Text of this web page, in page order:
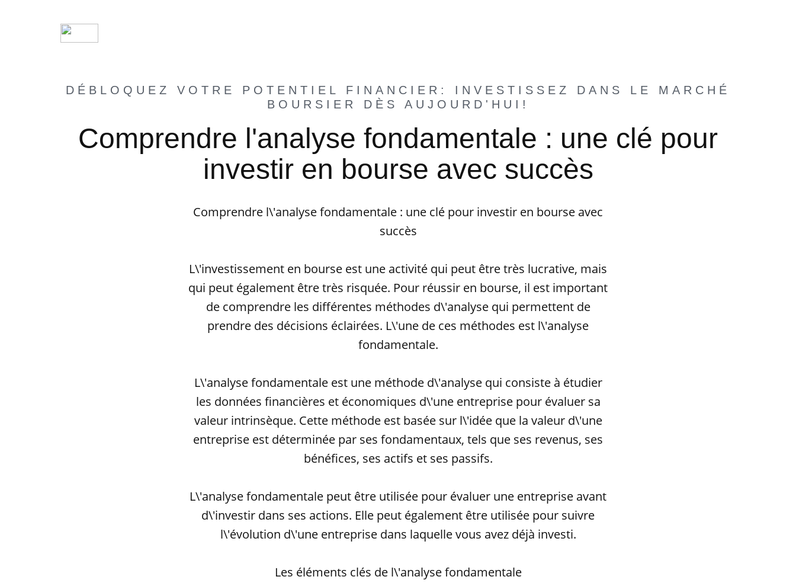
DÉBLOQUEZ VOTRE POTENTIEL FINANCIER: INVESTISSEZ DANS LE MARCHÉ
BOURSIER DÈS AUJOURD'HUI!
Comprendre l'analyse fondamentale : une clé pour
investir en bourse avec succès
Comprendre l\'analyse fondamentale : une clé pour investir en bourse avec
succès
L\'investissement en bourse est une activité qui peut être très lucrative, mais
qui peut également être très risquée. Pour réussir en bourse, il est important
de comprendre les différentes méthodes d\'analyse qui permettent de
prendre des décisions éclairées. L\'une de ces méthodes est l\'analyse
fondamentale.
L\'analyse fondamentale est une méthode d\'analyse qui consiste à étudier
les données financières et économiques d\'une entreprise pour évaluer sa
valeur intrinsèque. Cette méthode est basée sur l\'idée que la valeur d\'une
entreprise est déterminée par ses fondamentaux, tels que ses revenus, ses
bénéfices, ses actifs et ses passifs.
L\'analyse fondamentale peut être utilisée pour évaluer une entreprise avant
d\'investir dans ses actions. Elle peut également être utilisée pour suivre
l\'évolution d\'une entreprise dans laquelle vous avez déjà investi.
Les éléments clés de l\'analyse fondamentale